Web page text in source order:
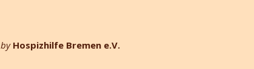
by Hospizhilfe Bremen e.V.